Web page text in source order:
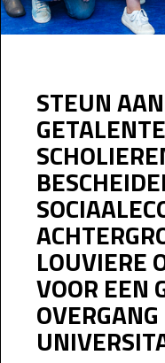
STEUN
LOUVIERE
VOOR EEN